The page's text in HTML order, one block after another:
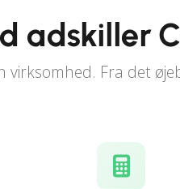
adskiller
virksomhed. Fra det